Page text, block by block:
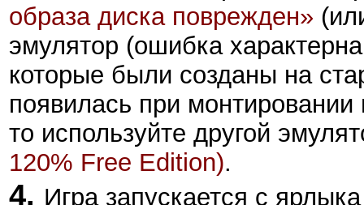
образа диска поврежден»
эмулятор (ошибка
которые были созданы на
появилась при
то используйте другой
120% Free Edition).
4. Игра запускается с